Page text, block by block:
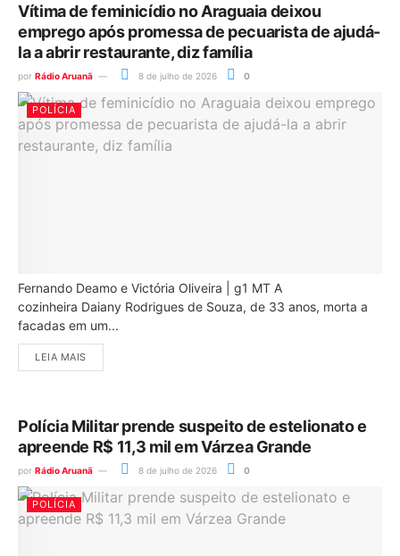
Vítima de feminicídio no Araguaia deixou
emprego após promessa de pecuarista de ajudá-
la a abrir restaurante, diz família
por Rádio Aruanã 8 de julho de 2026 0
POLÍCIA
Fernando Deamo e Victória Oliveira | g1 MT A
cozinheira Daiany Rodrigues de Souza, de 33 anos, morta a
facadas em um...
LEIA MAIS
Polícia Militar prende suspeito de estelionato e
apreende R$ 11,3 mil em Várzea Grande
por Rádio Aruanã 8 de julho de 2026 0
POLÍCIA